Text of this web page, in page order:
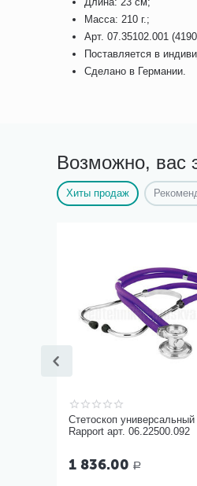
Масса: 210 г.;
Арт. 07.35102.001
Поставляется в
Сделано в Германии.
Возможно, вас
Хиты продаж
Стетоскоп
Rapport арт. 06.22500.092
1 836.00 Р